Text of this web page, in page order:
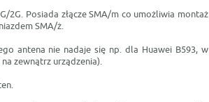
2G. Posiada złącze SMA/m co umożliwia montaż
SMA/ż.
antena nie nadaje się np. dla Huawei B593, w
zewnątrz urządzenia).